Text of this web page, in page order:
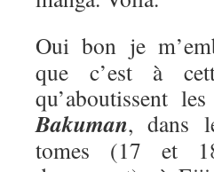
Oui bon je
que c’est à
qu’aboutissent
Bakuman, dans
tomes (17 et